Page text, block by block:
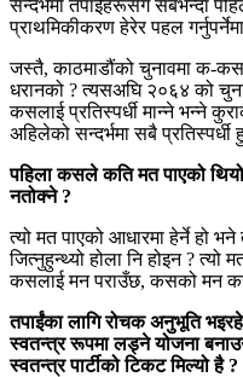
सन्दर्भमा तपाईंहरूसँग सबैभन्दा
प्राथमिकीकरण हेरेर पहल
जस्तै, काठमाडौंको चुनावमा क-
धरानको ? त्यसअघि २०६४ को
कसलाई प्रतिस्पर्धी मान्ने भन्ने
अहिलेको सन्दर्भमा सबै प्रतिस्पर्धी
पहिला कसले कति मत पाएको
नतोक्ने ?
त्यो मत पाएको आधारमा हेर्ने हो
जित्नुहुन्थ्यो होला नि होइन ?
कसलाई मन पराउँछ, कसको मन
तपाईंका लागि रोचक अनुभूति
स्वतन्त्र रूपमा लड्ने योजना
स्वतन्त्र पार्टीको टिकट मिल्यो है ?